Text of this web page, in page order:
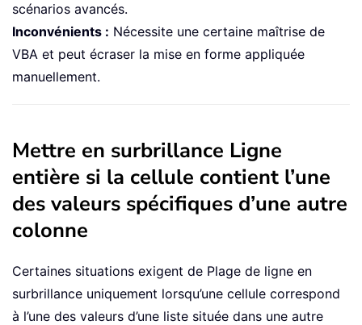
scénarios avancés.
Inconvénients : Nécessite une certaine maîtrise de
VBA et peut écraser la mise en forme appliquée
manuellement.
Mettre en surbrillance Ligne
entière si la cellule contient l’une
des valeurs spécifiques d’une autre
colonne
Certaines situations exigent de Plage de ligne en
surbrillance uniquement lorsqu’une cellule correspond
à l’une des valeurs d’une liste située dans une autre